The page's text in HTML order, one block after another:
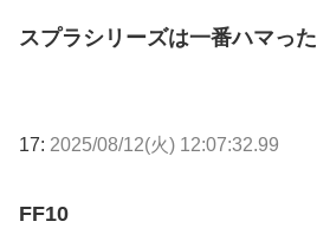
スプラシリーズは一番ハマった
17: 2025/08/12(火) 12:07:32.99
FF10